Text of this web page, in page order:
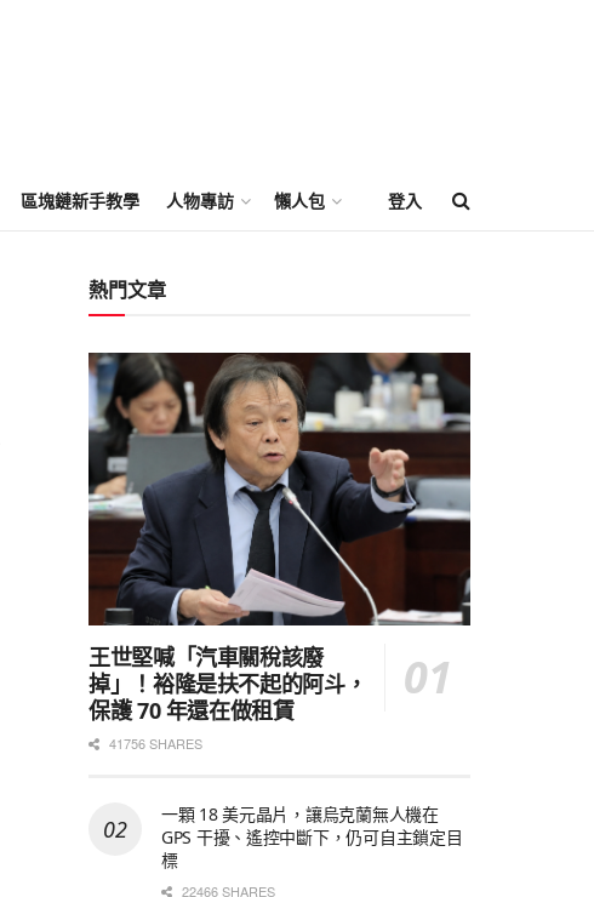
區塊鏈新手教學 人物專訪 懶人包 登入
熱門文章
王世堅喊「汽車關稅該廢
掉」！裕隆是扶不起的阿斗，
保護 70 年還在做租賃
41756 SHARES
一顆 18 美元晶片，讓烏克蘭無人機在
GPS 干擾、遙控中斷下，仍可自主鎖定目
標
22466 SHARES